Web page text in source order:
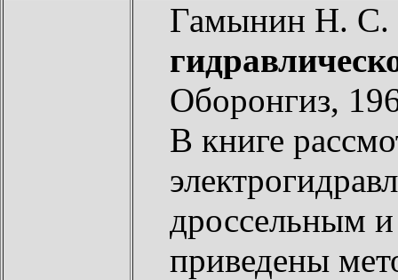
Гамынин Н. С.
Оборонгиз,
В книге
дроссельным
приведены